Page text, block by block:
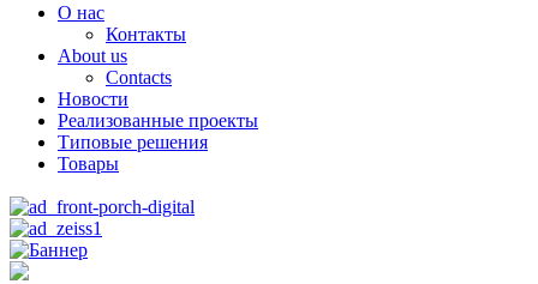
О нас
Контакты
About us
Contacts
Новости
Реализованные проекты
Типовые решения
Товары